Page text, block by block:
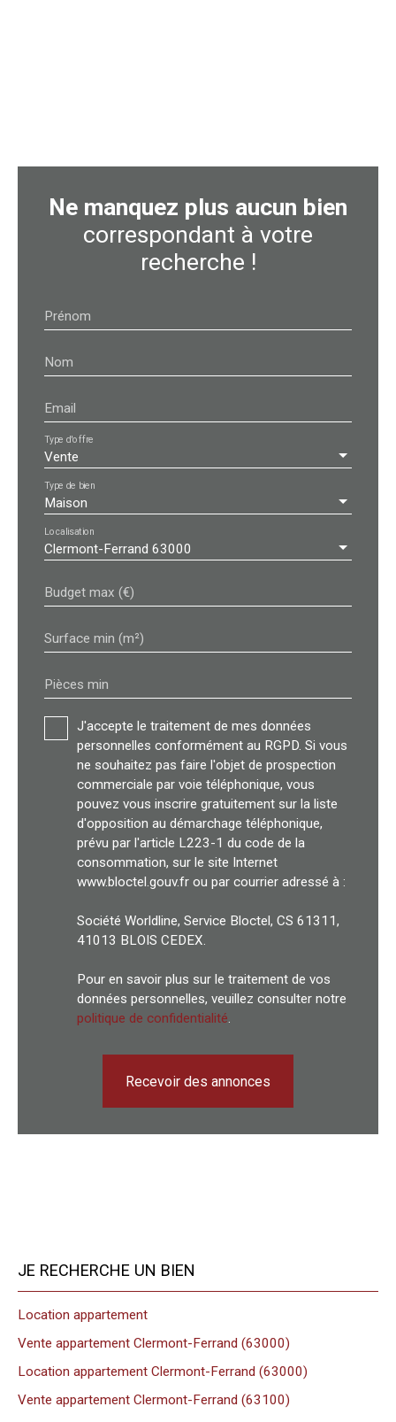
Ne manquez plus aucun bien
correspondant à votre
recherche !
Prénom
Nom
Email
Vente
Type d'offre
Maison
Type de bien
Clermont-Ferrand 63000
Localisation
Budget max (€)
Surface min (m²)
Pièces min
J'accepte le traitement de mes données
personnelles conformément au RGPD. Si vous
ne souhaitez pas faire l'objet de prospection
commerciale par voie téléphonique, vous
pouvez vous inscrire gratuitement sur la liste
d'opposition au démarchage téléphonique,
prévu par l'article L223-1 du code de la
consommation, sur le site Internet
www.bloctel.gouv.fr ou par courrier adressé à :
Société Worldline, Service Bloctel, CS 61311,
41013 BLOIS CEDEX.
Pour en savoir plus sur le traitement de vos
données personnelles, veuillez consulter notre
politique de confidentialité.
Recevoir des annonces
JE RECHERCHE UN BIEN
Location appartement
Vente appartement Clermont-Ferrand (63000)
Location appartement Clermont-Ferrand (63000)
Vente appartement Clermont-Ferrand (63100)